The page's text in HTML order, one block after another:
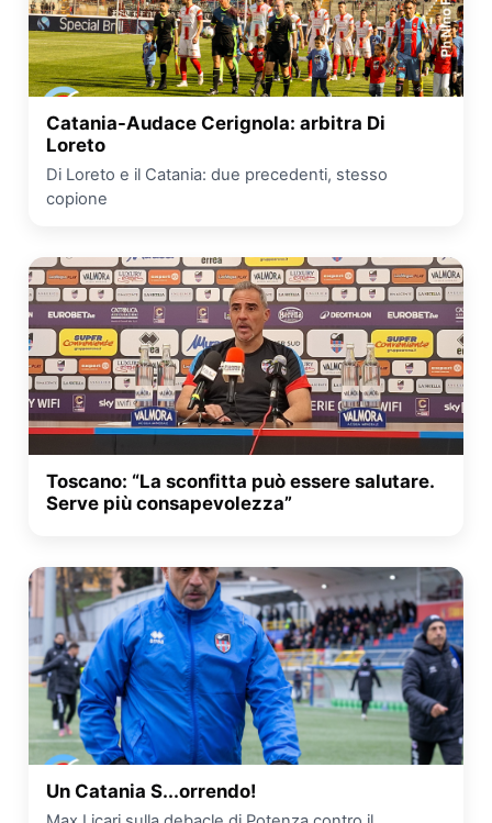
Catania-Audace Cerignola: arbitra Di
Loreto
Di Loreto e il Catania: due precedenti, stesso
copione
Toscano: “La sconfitta può essere salutare.
Serve più consapevolezza”
Un Catania S...orrendo!